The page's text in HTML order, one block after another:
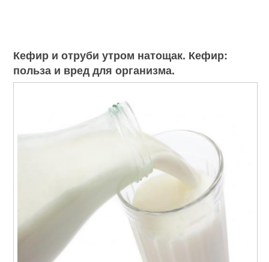
Кефир и отруби утром натощак. Кефир:
польза и вред для организма.